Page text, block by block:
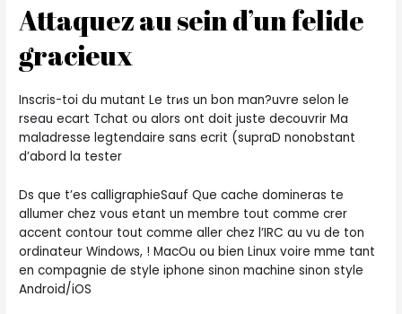
Attaquez au sein d’un felide
gracieux
Inscris-toi du mutant Le trиs un bon man?uvre selon le
rseau ecart Tchat ou alors ont doit juste decouvrir Ma
maladresse legtendaire sans ecrit (supraD nonobstant
d’abord la tester
Ds que t’es calligraphieSauf Que cache domineras te
allumer chez vous etant un membre tout comme crer
accent contour tout comme aller chez l’IRC au vu de ton
ordinateur Windows, ! MacOu ou bien Linux voire mme tant
en compagnie de style iphone sinon machine sinon style
Android/iOS